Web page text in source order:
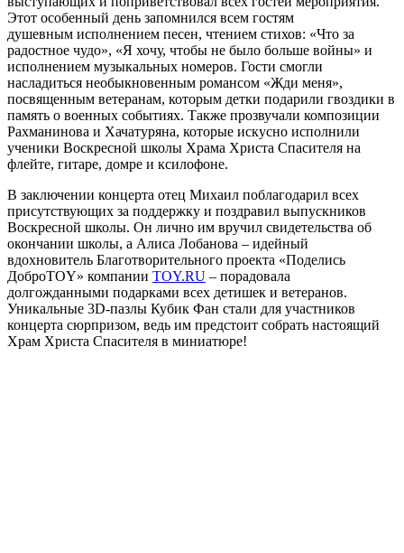
Этот особенный день запомнился всем гостям
душевным исполнением песен, чтением стихов: «Что за
радостное чудо», «Я хочу, чтобы не было больше войны» и
исполнением музыкальных номеров. Гости смогли
насладиться необыкновенным романсом «Жди меня»,
посвященным ветеранам, которым детки подарили гвоздики в
память о военных событиях. Также прозвучали композиции
Рахманинова и Хачатуряна, которые искусно исполнили
ученики Воскресной школы Храма Христа Спасителя на
флейте, гитаре, домре и ксилофоне.
В заключении концерта отец Михаил поблагодарил всех
присутствующих за поддержку и поздравил выпускников
Воскресной школы. Он лично им вручил свидетельства об
окончании школы, а Алиса Лобанова – идейный
вдохновитель Благотворительного проекта «Поделись
ДоброTOY» компании TOY.RU – порадовала
долгожданными подарками всех детишек и ветеранов.
Уникальные 3D-пазлы Кубик Фан стали для участников
концерта сюрпризом, ведь им предстоит собрать настоящий
Храм Христа Спасителя в миниатюре!